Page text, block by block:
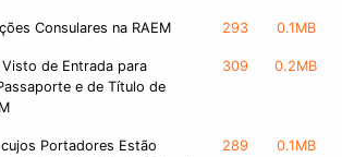
Consulares na RAEM 293 0.1MB
Visto de Entrada para
e de Título de
309 0.2MB
Portadores Estão
289 0.1MB